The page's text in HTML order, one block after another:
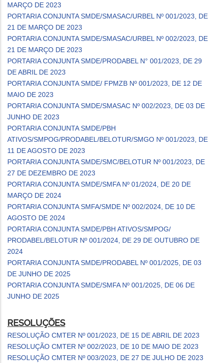
MARÇO DE 2023
PORTARIA CONJUNTA SMDE/SMASAC/URBEL Nº 001/2023, DE
21 DE MARÇO DE 2023
PORTARIA CONJUNTA SMDE/SMASAC/URBEL Nº 002/2023, DE
21 DE MARÇO DE 2023
PORTARIA CONJUNTA SMDE/PRODABEL N° 001/2023, DE 29
DE ABRIL DE 2023
PORTARIA CONJUNTA SMDE/ FPMZB Nº 001/2023, DE 12 DE
MAIO DE 2023
PORTARIA CONJUNTA SMDE/SMASAC Nº 002/2023, DE 03 DE
JUNHO DE 2023
PORTARIA CONJUNTA SMDE/PBH
ATIVOS/SMPOG/PRODABEL/BELOTUR/SMGO Nº 001/2023, DE
11 DE AGOSTO DE 2023
PORTARIA CONJUNTA SMDE/SMC/BELOTUR Nº 001/2023, DE
27 DE DEZEMBRO DE 2023
PORTARIA CONJUNTA SMDE/SMFA Nº 01/2024, DE 20 DE
MARÇO DE 2024
PORTARIA CONJUNTA SMFA/SMDE Nº 002/2024, DE 10 DE
AGOSTO DE 2024
PORTARIA CONJUNTA SMDE/PBH ATIVOS/SMPOG/
PRODABEL/BELOTUR Nº 001/2024, DE 29 DE OUTUBRO DE
2024
PORTARIA CONJUNTA SMDE/PRODABEL Nº 001/2025, DE 03
DE JUNHO DE 2025
PORTARIA CONJUNTA SMDE/SMFA Nº 001/2025, DE 06 DE
JUNHO DE 2025
RESOLUÇÕES
RESOLUÇÃO CMTER Nº 001/2023, DE 15 DE ABRIL DE 2023
RESOLUÇÃO CMTER Nº 002/2023, DE 10 DE MAIO DE 2023
RESOLUÇÃO CMTER Nº 003/2023, DE 27 DE JULHO DE 2023